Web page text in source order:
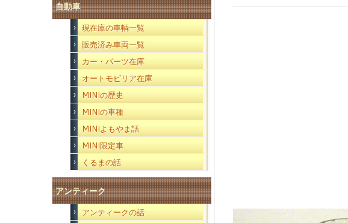
自動車
現在庫の車輌一覧
販売済み車両一覧
カー・パーツ在庫
オートモビリア在庫
MINIの歴史
MINIの車種
MINIよもやま話
MINI限定車
くるまの話
アンティーク
アンティークの話